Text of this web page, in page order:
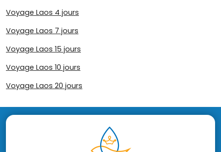
Voyage Laos 4 jours
Voyage Laos 7 jours
Voyage Laos 15 jours
Voyage Laos 10 jours
Voyage Laos 20 jours